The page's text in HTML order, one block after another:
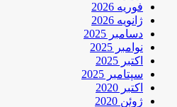
فوریه 2026
ژانویه 2026
دسامبر 2025
نوامبر 2025
اکتبر 2025
سپتامبر 2025
اکتبر 2020
ژوئن 2020